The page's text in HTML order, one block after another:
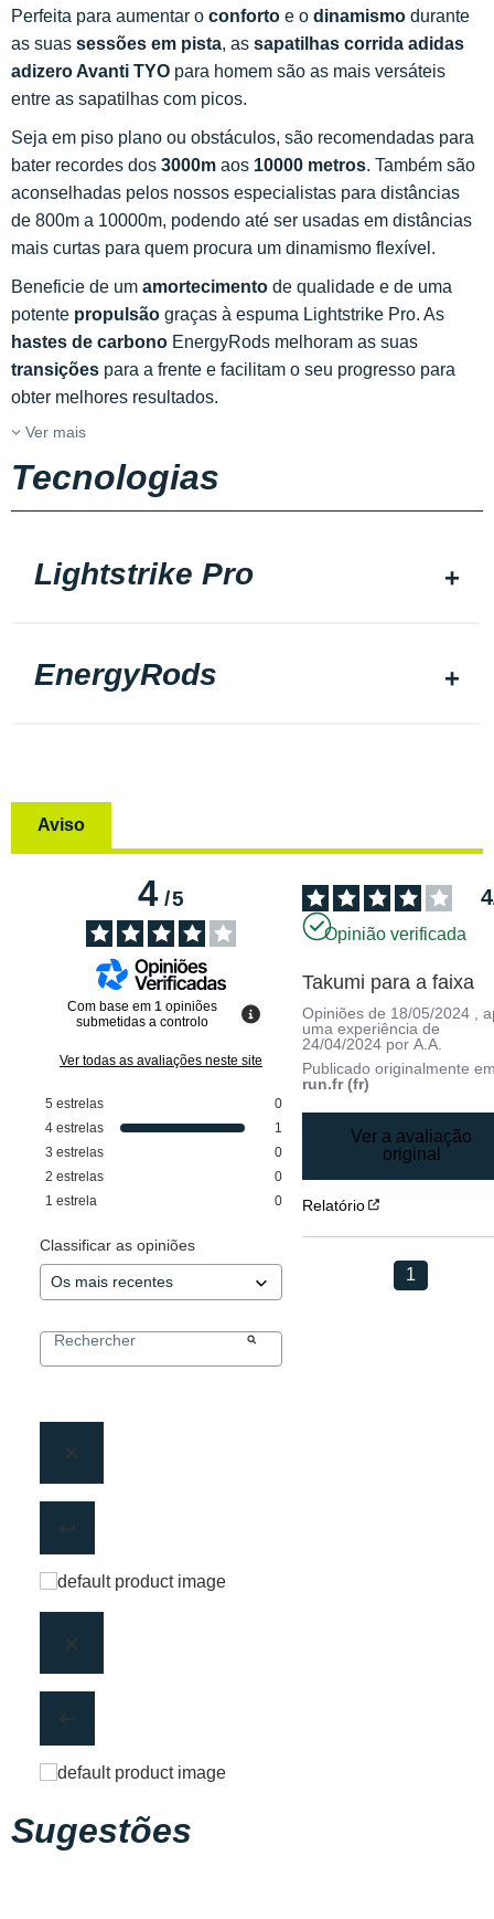
Perfeita para aumentar o conforto e o dinamismo durante
as suas sessões em pista, as sapatilhas corrida adidas
adizero Avanti TYO para homem são as mais versáteis
entre as sapatilhas com picos.
Seja em piso plano ou obstáculos, são recomendadas para
bater recordes dos 3000m aos 10000 metros. Também são
aconselhadas pelos nossos especialistas para distâncias
de 800m a 10000m, podendo até ser usadas em distâncias
mais curtas para quem procura um dinamismo flexível.
Beneficie de um amortecimento de qualidade e de uma
potente propulsão graças à espuma Lightstrike Pro. As
hastes de carbono EnergyRods melhoram as suas
transições para a frente e facilitam o seu progresso para
obter melhores resultados.
Ver mais
Tecnologias
Lightstrike Pro
EnergyRods
Aviso
4/5
Com base em 1 opiniões
submetidas a controlo
Ver todas as avaliações neste site
5 estrelas
0
4 estrelas
1
3 estrelas
0
2 estrelas
0
1 estrela 0
Classificar as opiniões
4
Opinião verificada
Takumi para a faixa
Opiniões de 18/05/2024
,
uma experiência de
24/04/2024 porA.A.
Publicado originalmente
run.fr (fr)
Ver a avaliação
original
Relatório
1
Sugestões